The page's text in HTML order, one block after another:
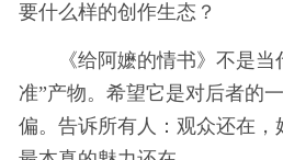
要什么样的创作生态？
《给阿嬷的情书》不是
准”产物。希望它是对后者的
偏。告诉所有人：观众还在